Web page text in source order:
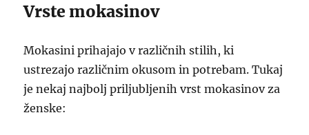
Vrste mokasinov
Mokasini prihajajo v različnih stilih, ki
ustrezajo različnim okusom in potrebam. Tukaj
je nekaj najbolj priljubljenih vrst mokasinov za
ženske: